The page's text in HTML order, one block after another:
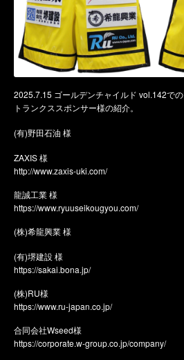
2025.7.15 ゴールデンチャイルド vol.142での
トランクススポンサー様の紹介。
(有)野田石油 様
ZAXIS 様
http://www.zaxis-uki.com/
龍誠工業 様
https://www.ryuuseikougyou.com/
(株)希龍興業 様
(有)堺建設 様
https://sakai.bona.jp/
(株)RU様
https://www.ru-japan.co.jp/
合同会社Wseed様
https://corporate.w-group.co.jp/company/